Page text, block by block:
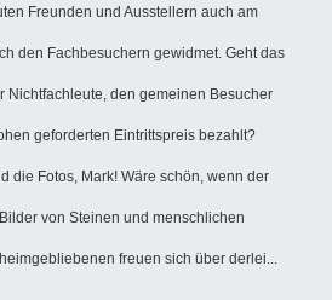
Freunden und Ausstellern auch am
den Fachbesuchern gewidmet. Geht das
Nichtfachleute, den gemeinen Besucher
geforderten Eintrittspreis bezahlt?
die Fotos, Mark! Wäre schön, wenn der
von Steinen und menschlichen
freuen sich über derlei...